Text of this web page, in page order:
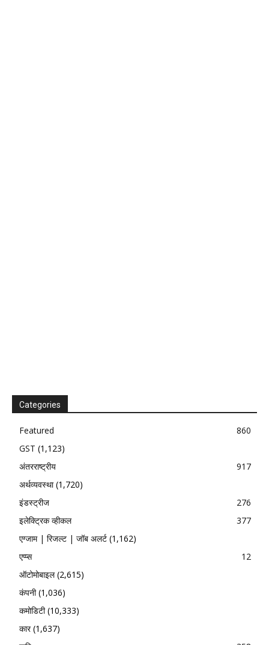
Categories
Featured
860
GST (1,123)
अंतरराष्ट्रीय
917
अर्थव्यवस्था(1,720)
इंडस्ट्रीज
276
इलेक्ट्रिक व्हीकल
377
एग्जाम | रिजल्ट | जॉब अलर्ट (1,162)
एप्प्स
12
ऑटोमोबाइल(2,615)
कंपनी(1,036)
कमोडिटी(10,333)
कार(1,637)